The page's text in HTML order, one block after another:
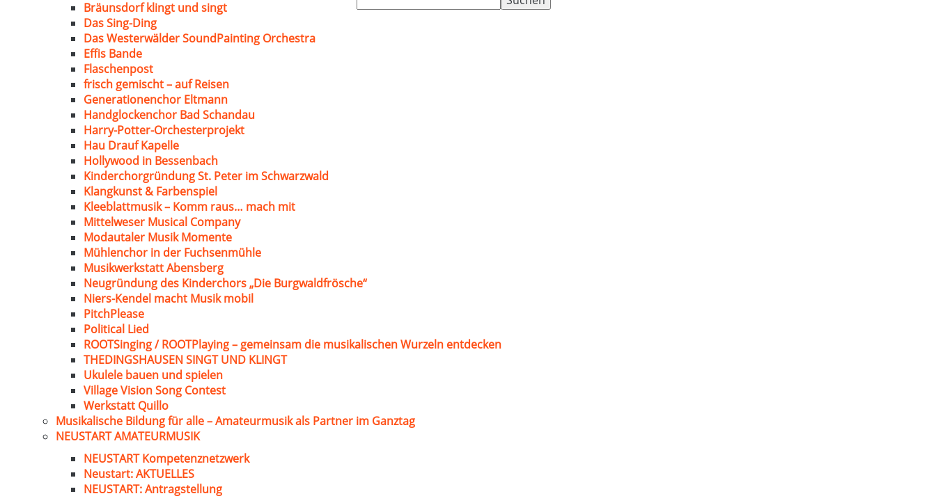
nach:
Bräunsdorf klingt und singt
Das Sing-Ding
Das Westerwälder SoundPainting Orchestra
Effis Bande
Flaschenpost
frisch gemischt – auf Reisen
Generationenchor Eltmann
Handglockenchor Bad Schandau
Harry-Potter-Orchesterprojekt
Hau Drauf Kapelle
Hollywood in Bessenbach
Kinderchorgründung St. Peter im Schwarzwald
Klangkunst & Farbenspiel
Kleeblattmusik – Komm raus… mach mit
Mittelweser Musical Company
Modautaler Musik Momente
Mühlenchor in der Fuchsenmühle
Musikwerkstatt Abensberg
Neugründung des Kinderchors „Die Burgwaldfrösche“
Niers-Kendel macht Musik mobil
PitchPlease
Political Lied
ROOTSinging / ROOTPlaying – gemeinsam die musikalischen Wurzeln entdecken
THEDINGSHAUSEN SINGT UND KLINGT
Ukulele bauen und spielen
Village Vision Song Contest
Werkstatt Quillo
Musikalische Bildung für alle – Amateurmusik als Partner im Ganztag
NEUSTART AMATEURMUSIK
NEUSTART Kompetenznetzwerk
Neustart: AKTUELLES
NEUSTART: Antragstellung